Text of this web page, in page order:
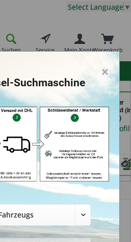
Suchen Service Warenkorb
Mein Konto
Select Language ▼
Demuro Schuh &
Schlüsseldienst (in
Grevenbroich)
Calenberger
Schlüssedienst
Hannover)
Händlerprofil
und Zubehör
×
Suchmaschine